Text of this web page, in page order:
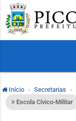
Início Secretarias
Escola Cívico-Militar